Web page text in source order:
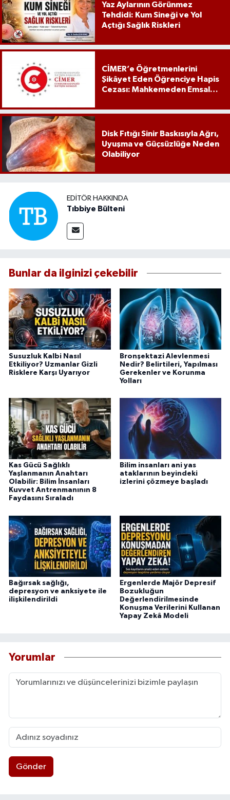
Yaz Aylarının Görünmez
Tehdidi: Kum Sineği ve Yol
Açtığı Sağlık Riskleri
CİMER’e Öğretmenlerini
Şikâyet Eden Öğrenciye Hapis
Cezası: Mahkemeden Emsal
Disk Fıtığı Sinir Baskısıyla Ağrı,
Uyuşma ve Güçsüzlüğe Neden
Olabiliyor
EDITÖR HAKKINDA
Tıbbiye Bülteni
Bunlar da ilginizi çekebilir
Susuzluk Kalbi Nasıl
Etkiliyor? Uzmanlar Gizli
Risklere Karşı Uyarıyor
Bronşektazi Alevlenmesi
Nedir? Belirtileri, Yapılması
Gerekenler ve Korunma
Yolları
Kas Gücü Sağlıklı
Yaşlanmanın Anahtarı
Olabilir: Bilim İnsanları
Kuvvet Antrenmanının 8
Faydasını Sıraladı
Bilim insanları ani yas
ataklarının beyindeki
izlerini çözmeye başladı
Bağırsak sağlığı,
depresyon ve anksiyete ile
ilişkilendirildi
Ergenlerde Majör Depresif
Bozukluğun
Değerlendirilmesinde
Konuşma Verilerini Kullanan
Yapay Zekâ Modeli
Yorumlar
Gönder